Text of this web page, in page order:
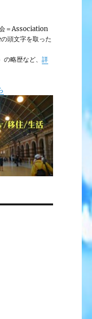
＝Association
頭文字を取った
略歴など、 詳